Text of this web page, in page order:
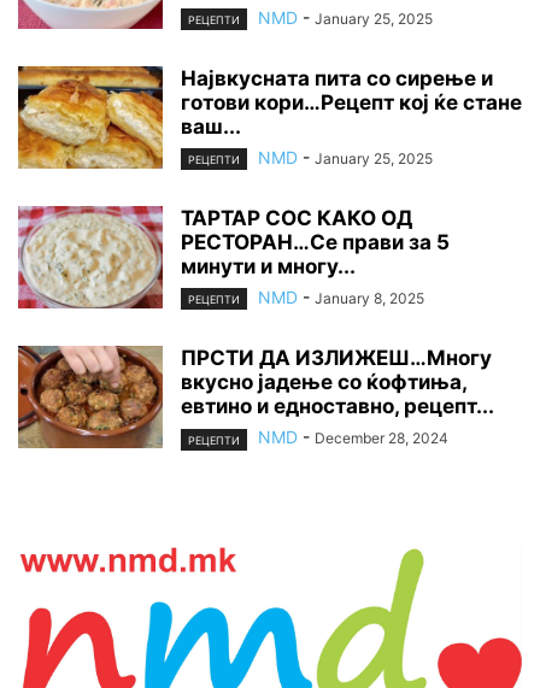
РЕЦЕПТИ NMD - January 25, 2025
Највкусната пита со сирење и
готови кори…Рецепт кој ќе стане
ваш...
РЕЦЕПТИ NMD - January 25, 2025
ТАРТАР СОС КАКО ОД
РЕСТОРАН…Се прави за 5
минути и многу...
РЕЦЕПТИ NMD - January 8, 2025
ПРСТИ ДА ИЗЛИЖЕШ…Многу
вкусно јадење со ќофтиња,
евтино и едноставно, рецепт...
РЕЦЕПТИ NMD - December 28, 2024